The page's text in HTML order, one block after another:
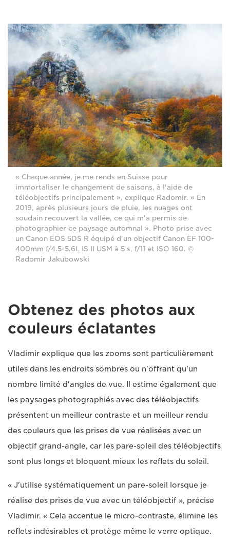
« Chaque année, je me rends en Suisse pour
immortaliser le changement de saisons, à l'aide de
téléobjectifs principalement », explique Radomir. « En
2019, après plusieurs jours de pluie, les nuages ont
soudain recouvert la vallée, ce qui m'a permis de
photographier ce paysage automnal ». Photo prise avec
un Canon EOS 5DS R équipé d'un objectif Canon EF 100-
400mm f/4.5-5.6L IS II USM à 5 s, f/11 et ISO 160. ©
Radomir Jakubowski
Obtenez des photos aux
couleurs éclatantes
Vladimir explique que les zooms sont particulièrement
utiles dans les endroits sombres ou n'offrant qu'un
nombre limité d'angles de vue. Il estime également que
les paysages photographiés avec des téléobjectifs
présentent un meilleur contraste et un meilleur rendu
des couleurs que les prises de vue réalisées avec un
objectif grand-angle, car les pare-soleil des téléobjectifs
sont plus longs et bloquent mieux les reflets du soleil.
« J'utilise systématiquement un pare-soleil lorsque je
réalise des prises de vue avec un téléobjectif », précise
Vladimir. « Cela accentue le micro-contraste, élimine les
reflets indésirables et protège même le verre optique.